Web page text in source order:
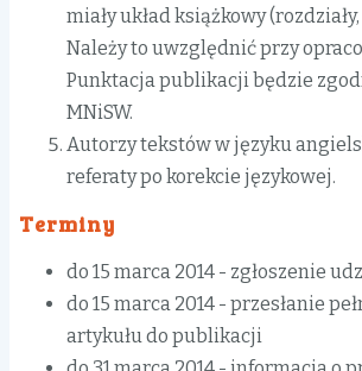
miały układ książkowy
Należy to uwzględnić przy
Punktacja publikacji będzie
MNiSW.
Autorzy tekstów w języku
referaty po korekcie językowej.
Terminy
do 15 marca 2014 - zgłoszenie
do 15 marca 2014 - przesłanie
artykułu do publikacji